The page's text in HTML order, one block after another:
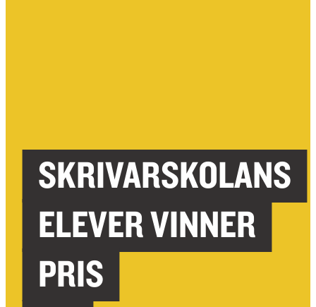
SKRIVARSKOLANS
ELEVER VINNER
PRIS